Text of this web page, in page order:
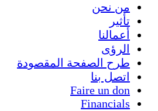
من نحن
تأثير
أعمالنا
الرؤى
طرح الصفحة المقصودة
اتصل بنا
Faire un don
Financials